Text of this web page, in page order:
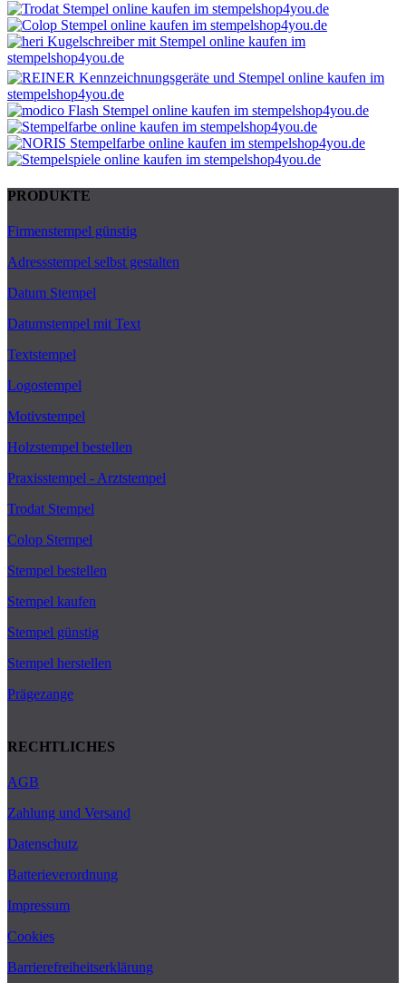
PRODUKTE
Firmenstempel günstig
Adressstempel selbst gestalten
Datum Stempel
Datumstempel mit Text
Textstempel
Logostempel
Motivstempel
Holzstempel bestellen
Praxisstempel - Arztstempel
Trodat Stempel
Colop Stempel
Stempel bestellen
Stempel kaufen
Stempel günstig
Stempel herstellen
Prägezange
RECHTLICHES
AGB
Zahlung und Versand
Datenschutz
Batterieverordnung
Impressum
Cookies
Barrierefreiheitserklärung